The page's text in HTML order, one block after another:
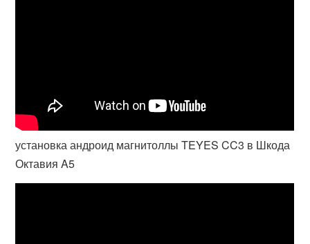
установка андроид магнитоллы TEYES CC3 в Шкода
Октавия A5